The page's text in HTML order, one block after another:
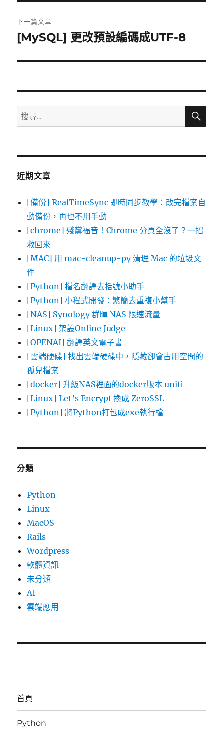
覽
篇
文
章:
下一篇文章
下
篇
章:
[MySQL] 更改預設編碼成UTF-8
搜
尋
鍵
搜
近期文章
[備份] RealTimeSync 即時同步教學：改完檔案自
動備份，再也不用手動
[chrome] 殘黨福音！Chrome 分頁全沒了？一招
救回來
[MAC] 用 mac-cleanup-py 清理 Mac 的垃圾文
件
[Python] 檔名翻譯去括號小助手
[Python] 小程式開發：繁簡去重複小幫手
[NAS] Synology 群暉 NAS 限速流量
[Linux] 架設Online Judge
[OPENAI] 翻譯英文電子書
[雲端硬碟] 找出雲端硬碟中，隱藏卻會占用空間的
孤兒檔案
[docker] 升級NAS裡面的docker版本 unifi
[Linux] Let’s Encrypt 換成 ZeroSSL
[Python] 將Python打包成exe執行檔
分類
Python
Linux
MacOS
Rails
Wordpress
軟體資訊
未分類
AI
雲端應用
首頁
Python